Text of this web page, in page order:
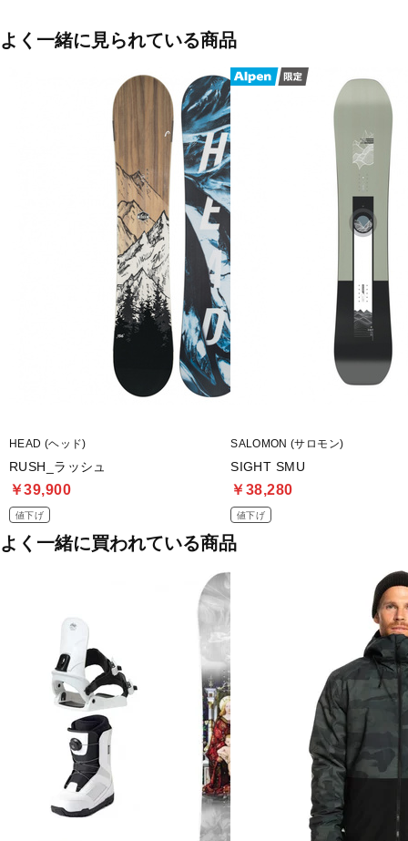
147/480mm、150/510mm、153/530mm、156/530mm
■サイドカット(ノーズ/ウエスト/テール)：
147：286mm / 243mm / 286mm
150：290mm / 246mm / 290mm
153：295mm / 250mm / 295mm
156：298mm / 253mm / 298mm
■滑走材：シンタード4000
■メーカー型番：KB24033200
よく一緒に見られている商品
HEAD (ヘッド)
RUSH_ラッシュ
￥39,900
値下げ
SALOMON (サロモン)
SIGHT SMU
￥38,280
値下げ
よく一緒に買われている商品